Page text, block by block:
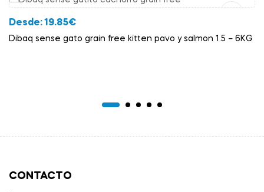
Desde:19.85€
Dibaq sense gato grain free kitten pavo y salmon 1.5 – 6KG
CONTACTO